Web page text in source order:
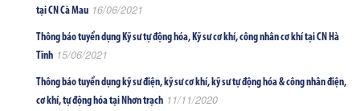
tại CN Cà Mau 16/06/2021
Thông báo tuyển dụng Kỹ sư tự động hóa, Kỹ sư cơ khí, công nhân cơ khí tại CN Hà
Tĩnh 15/06/2021
Thông báo tuyển dụng kỹ sư điện, kỹ sư cơ khí, kỹ sư tự động hóa & công nhân điện,
cơ khí, tự động hóa tại Nhơn trạch 11/11/2020